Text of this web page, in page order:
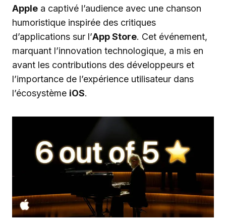
Apple a captivé l’audience avec une chanson
humoristique inspirée des critiques
d’applications sur l’App Store. Cet événement,
marquant l’innovation technologique, a mis en
avant les contributions des développeurs et
l’importance de l’expérience utilisateur dans
l’écosystème iOS.